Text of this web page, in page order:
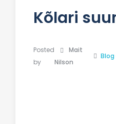
Kõlari
Posted
by
Mait
Nilson
Blog